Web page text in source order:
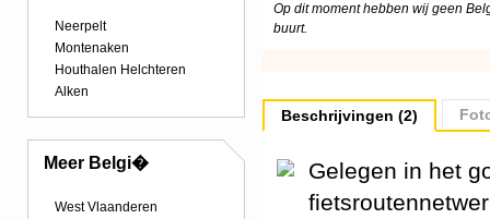
Neerpelt
Montenaken
Houthalen Helchteren
Alken
Meer Belgi�
West Vlaanderen
Op dit moment hebben wij geen
buurt.
Beschrijvingen (2)
Gelegen in het